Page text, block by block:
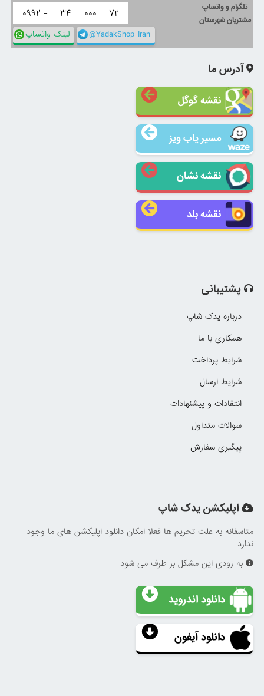
تلگرام و واتساپ
مشتریان شهرستان
۰۹۹۲ - ۳۴ ۰۰۰ ۷۲
لینک واتساپ @YadakShop_Iran
آدرس ما
نقشه گوگل
مسیر یاب ویز
نقشه نشان
نقشه بلد
پشتیبانی
درباره یدک شاپ
همکاری با ما
شرایط پرداخت
شرایط ارسال
انتقادات و پیشنهادات
سوالات متداول
پیگیری سفارش
اپلیکشن یدک شاپ
متاسفانه به علت تحریم ها فعلا امکان دانلود اپلیکشن های ما وجود
ندارد
به زودی این مشکل بر طرف می شود
دانلود اندروید
دانلود آیفون